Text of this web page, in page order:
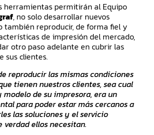
herramientas permitirán al Equipo
, no solo desarrollar nuevos
también reproducir, de forma fiel y
de impresión del mercado,
otro paso adelante en cubrir las
sus clientes.
reproducir las mismas condiciones
tienen nuestros clientes, sea cual
modelo de su impresora, era un
para poder estar más cercanos a
las soluciones y el servicio
verdad ellos necesitan.